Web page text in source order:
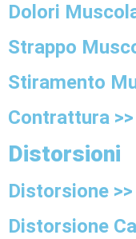
Dolori
Strappo
Stiramento
Contrattura >>
Distorsioni
Distorsione >>
Distorsione